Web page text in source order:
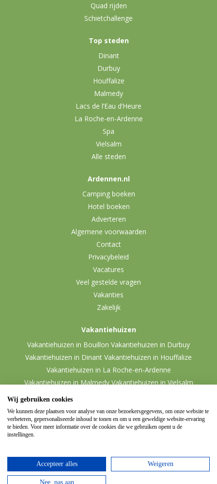
Quad rijden
Schietchallenge
Top steden
Dinant
Durbuy
Houffalize
Malmedy
Lacs de l’Eau d’Heure
La Roche-en-Ardenne
Spa
Vielsalm
Alle steden
Ardennen.nl
Camping boeken
Hotel boeken
Adverteren
Algemene voorwaarden
Contact
Privacybeleid
Vacatures
Veel gestelde vragen
Vakanties
Zakelijk
Vakantiehuizen
Vakantiehuizen in Bouillon Vakantiehuizen in Durbuy
Vakantiehuizen in Dinant Vakantiehuizen in Houffalize
Vakantiehuizen in La Roche-en-Ardenne
Vakantiehuizen in Malmedy Vakantiehuizen in Vielsalm
© 2026 Ardennen.nl Website door
Wij gebruiken cookies
We kunnen deze plaatsen voor analyse van onze bezoekersgegevens, om onze website te
verbeteren, gepersonaliseerde inhoud te tonen en om u een geweldige website-ervaring
te bieden. Voor meer informatie over de cookies die we gebruiken opent u de
instellingen.
Accepteer alles Weigeren
Nee, pas aan